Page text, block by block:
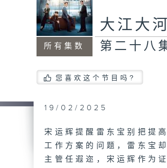
所有集数
大江大
第二十八
您喜欢这个节目吗?
19/02/2025
宋运辉提醒雷东宝别把提
工作方案的问题，雷东宝
主管任遐迩，宋运辉作为